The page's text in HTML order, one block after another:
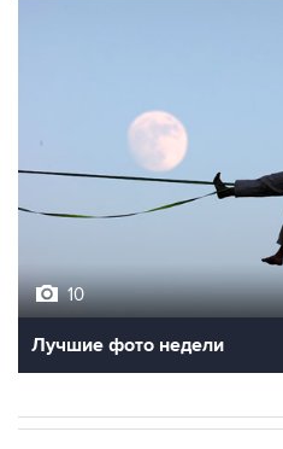
10
Лучшие фото недели